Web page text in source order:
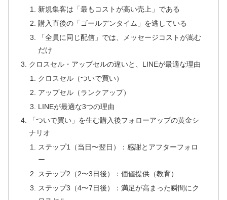
新規集客は「最もコストが高い売上」である
購入直後の「ゴールデンタイム」を逃している
「全員に同じ配信」では、メッセージコストが嵩む
だけ
クロスセル・アップセルの違いと、LINEが最適な理由
クロスセル（ついで買い）
アップセル（ランクアップ）
LINEが最適な3つの理由
「ついで買い」を生む購入後フォローアップの黄金シ
ナリオ
ステップ1（当日〜翌日）：感謝とアフターフォロ
ー
ステップ2（2〜3日後）：価値提供（教育）
ステップ3（4〜7日後）：満足が高まった瞬間にク